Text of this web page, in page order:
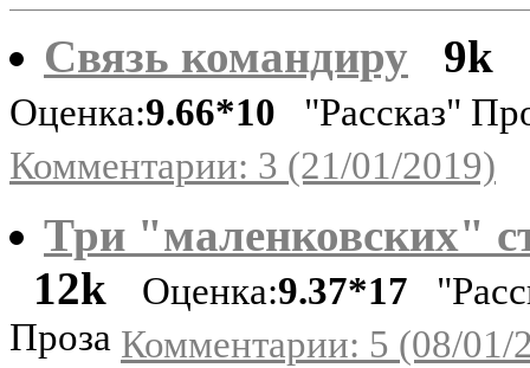
Связь командиру 9k
Оценка:9.66*10 "Рассказ"
Комментарии: 3 (21/01/2019)
Три "маленковских"
12k
Оценка:9.37*17
Проза Комментарии: 5 (08/01/